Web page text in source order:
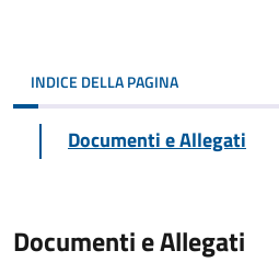
INDICE DELLA PAGINA
Documenti e Allegati
Documenti e Allegati